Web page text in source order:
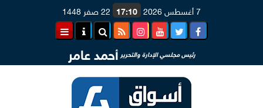
7 أغسطس 2026 17:10 22 صفر 1448
رئيس مجلسي الإدارة والتحرير أحمد عامر